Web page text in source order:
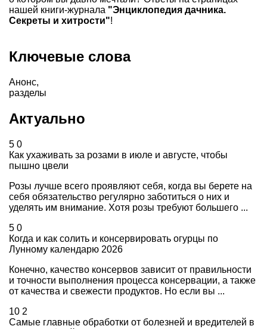
нашей книги-журнала "Энциклопедия дачника.
Секреты и хитрости"!
Ключевые слова
Анонс,
разделы
Актуально
5 0
Как ухаживать за розами в июле и августе, чтобы
пышно цвели
Розы лучше всего проявляют себя, когда вы берете на
себя обязательство регулярно заботиться о них и
уделять им внимание. Хотя розы требуют большего ...
5 0
Когда и как солить и консервировать огурцы по
Лунному календарю 2026
Конечно, качество консервов зависит от правильности
и точности выполнения процесса консервации, а также
от качества и свежести продуктов. Но если вы ...
10 2
Самые главные обработки от болезней и вредителей в